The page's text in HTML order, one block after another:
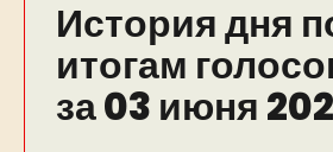
История дня
итогам
за 03 июня